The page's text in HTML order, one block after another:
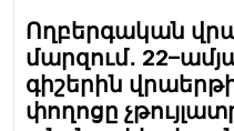
Ողբերգական
մարզում․
գիշերին
փողոցը